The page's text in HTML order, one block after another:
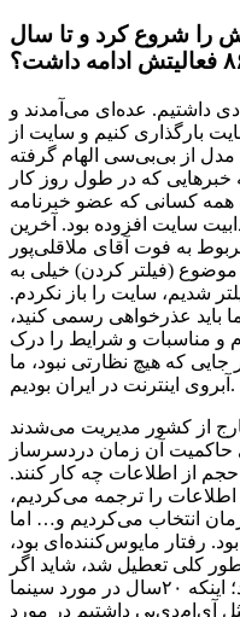
از سال ۸۱ ،۸۰ کارش را شروع کرد و تا سال
ادامه داشت؟
داشتیم. عده‌ای می‌آمدند و
بارگذاری کنیم و سایت از
از بی‌بی‌سی الهام گرفته
خبرهایی که در طول روز کار
همه کسانی که عضو خبرنامه
سایت افزوده بود. آخرین
به فوت آقای ملاقلی‌پور
(فیلتر کردن) خیلی به
شدیم، سایت را باز نکردم.
باید عذرخواهی رسمی کنید،
و مناسبات و شرایط را درک
که هیچ نظارتی نبود، ما
آبروی اینترنت در ایران بودیم.
از کشور مدیریت می‌شدند
حاکمیت آن زمان دردسرساز
حجم از اطلاعات چه کار کنند.
اطلاعات را ترجمه می‌کردیم،
انتخاب می‌کردیم و… اما
رفتار مایوس‌کننده‌ای بود،
کلی تعطیل شد، شاید اگر
سایت بود رزومه‌ای برای کشور بود؛ اینکه ۲۰سال در مورد سینما
آی‌ام‌دی‌بی داشتیم در مورد